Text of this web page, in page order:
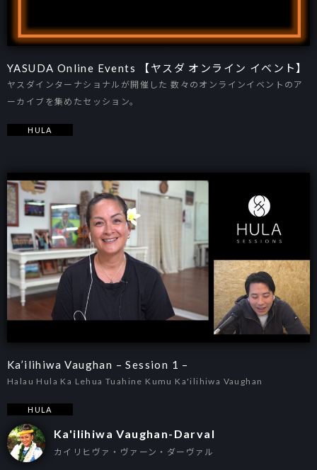
YASUDA Online Events 【ヤスダ オンライン イベント】
ヤスダインターナショナルが開催した 数々のオンラインイベントのア
ーカイブを集めたセッション。
HULA
Ka’ilihiwa Vaughan – Session 1 –
Halau Hula Ka Lehua Tuahine Kumu Ka'ilihiwa Vaughan
HULA
Ka'ilihiwa Vaughan-Darval
カイリヒヴァ・ヴァーン・ダーヴァル